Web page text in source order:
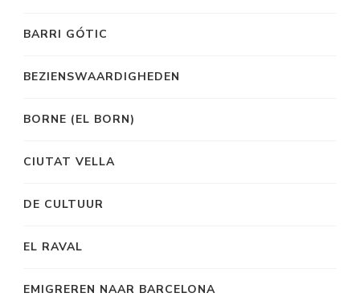
BARRI GÓTIC
BEZIENSWAARDIGHEDEN
BORNE (EL BORN)
CIUTAT VELLA
DE CULTUUR
EL RAVAL
EMIGREREN NAAR BARCELONA